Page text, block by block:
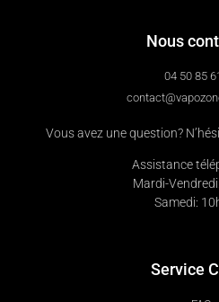
Nous
04 50 85
Vous avez une question?
Assistance
Mardi-
Samedi:
Service